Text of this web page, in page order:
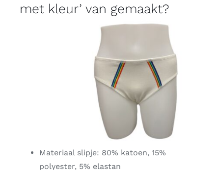
met kleur’ van gemaakt?
Materiaal slipje: 80% katoen, 15%
polyester, 5% elastan